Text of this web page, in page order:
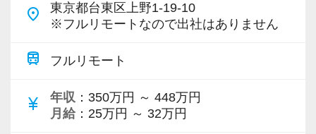
place
東京都台東区上野1-19-10
※フルリモートなので出社はありません
train フルリモート
currency_yen 年収 ：350万円 ～ 448万円
月給 ：25万円 ～ 32万円